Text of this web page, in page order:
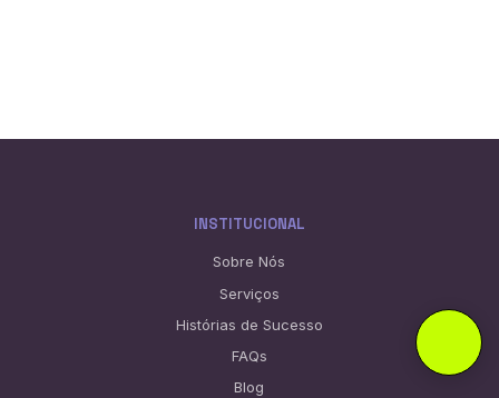
INSTITUCIONAL
Sobre Nós
Serviços
Histórias de Sucesso
FAQs
Blog